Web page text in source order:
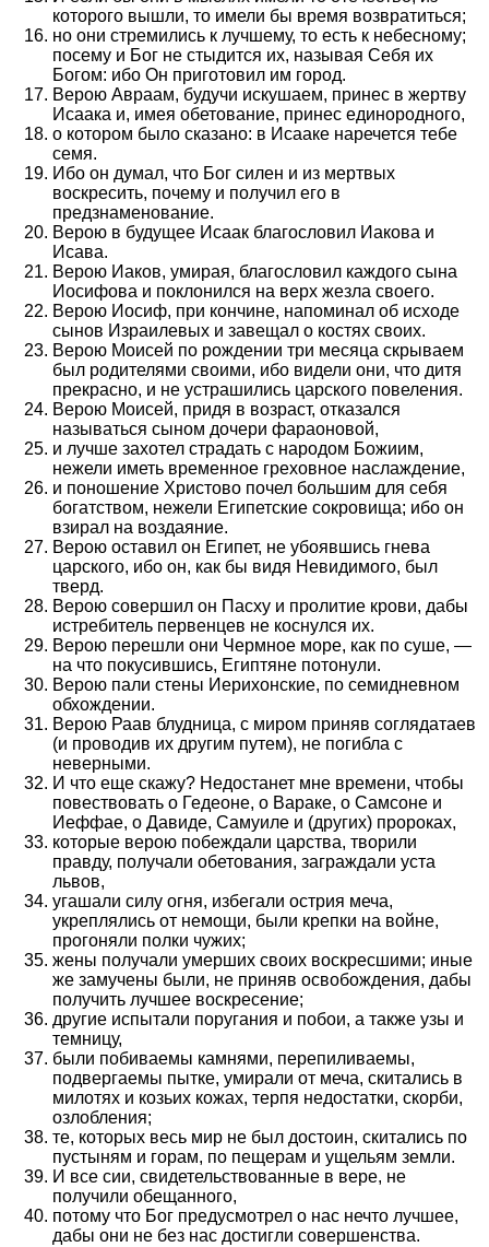
которого вышли, то имели бы время возвратиться;
но они стремились к лучшему, то есть к небесному;
посему и Бог не стыдится их, называя Себя их
Богом: ибо Он приготовил им город.
Верою Авраам, будучи искушаем, принес в жертву
Исаака и, имея обетование, принес единородного,
о котором было сказано: в Исааке наречется тебе
семя.
Ибо он думал, что Бог силен и из мертвых
воскресить, почему и получил его в
предзнаменование.
Верою в будущее Исаак благословил Иакова и
Исава.
Верою Иаков, умирая, благословил каждого сына
Иосифова и поклонился на верх жезла своего.
Верою Иосиф, при кончине, напоминал об исходе
сынов Израилевых и завещал о костях своих.
Верою Моисей по рождении три месяца скрываем
был родителями своими, ибо видели они, что дитя
прекрасно, и не устрашились царского повеления.
Верою Моисей, придя в возраст, отказался
называться сыном дочери фараоновой,
и лучше захотел страдать с народом Божиим,
нежели иметь временное греховное наслаждение,
и поношение Христово почел большим для себя
богатством, нежели Египетские сокровища; ибо он
взирал на воздаяние.
Верою оставил он Египет, не убоявшись гнева
царского, ибо он, как бы видя Невидимого, был
тверд.
Верою совершил он Пасху и пролитие крови, дабы
истребитель первенцев не коснулся их.
Верою перешли они Чермное море, как по суше, —
на что покусившись, Египтяне потонули.
Верою пали стены Иерихонские, по семидневном
обхождении.
Верою Раав блудница, с миром приняв соглядатаев
(и проводив их другим путем), не погибла с
неверными.
И что еще скажу? Недостанет мне времени, чтобы
повествовать о Гедеоне, о Вараке, о Самсоне и
Иеффае, о Давиде, Самуиле и (других) пророках,
которые верою побеждали царства, творили
правду, получали обетования, заграждали уста
львов,
угашали силу огня, избегали острия меча,
укреплялись от немощи, были крепки на войне,
прогоняли полки чужих;
жены получали умерших своих воскресшими; иные
же замучены были, не приняв освобождения, дабы
получить лучшее воскресение;
другие испытали поругания и побои, а также узы и
темницу,
были побиваемы камнями, перепиливаемы,
подвергаемы пытке, умирали от меча, скитались в
милотях и козьих кожах, терпя недостатки, скорби,
озлобления;
те, которых весь мир не был достоин, скитались по
пустыням и горам, по пещерам и ущельям земли.
И все сии, свидетельствованные в вере, не
получили обещанного,
потому что Бог предусмотрел о нас нечто лучшее,
дабы они не без нас достигли совершенства.